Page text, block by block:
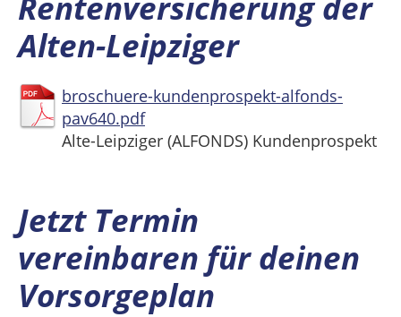
Alten-Leipziger
broschuere-kundenprospekt-alfonds-
pav640.pdf
Alte-Leipziger (ALFONDS) Kundenprospekt
Jetzt Termin
vereinbaren für deinen
Vorsorgeplan